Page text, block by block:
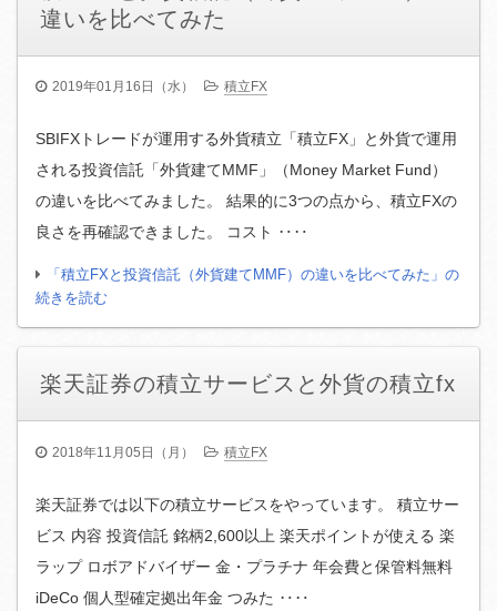
違いを比べてみた
2019年01月16日（水） 積立FX
SBIFXトレードが運用する外貨積立「積立FX」と外貨で運用
される投資信託「外貨建てMMF」（Money Market Fund）
の違いを比べてみました。 結果的に3つの点から、積立FXの
良さを再確認できました。 コスト ‥‥
「積立FXと投資信託（外貨建てMMF）の違いを比べてみた」の
続きを読む
楽天証券の積立サービスと外貨の積立fx
2018年11月05日（月） 積立FX
楽天証券では以下の積立サービスをやっています。 積立サー
ビス 内容 投資信託 銘柄2,600以上 楽天ポイントが使える 楽
ラップ ロボアドバイザー 金・プラチナ 年会費と保管料無料
iDeCo 個人型確定拠出年金 つみた ‥‥